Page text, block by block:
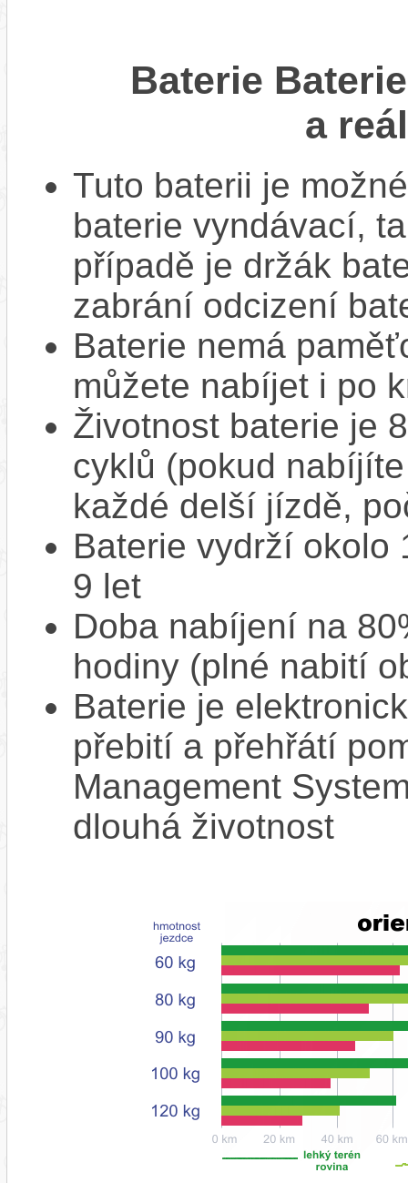
Baterie
a
Tuto baterii je
baterie vyndávací,
případě je držák
zabrání odcizení
Baterie nemá
můžete nabíjet i po
Životnost baterie je
cyklů (pokud
každé delší jízdě,
Baterie vydrží okolo
9 let
Doba nabíjení na
hodiny (plné nabití
Baterie je
přebití a přehřátí
Management
dlouhá životnost